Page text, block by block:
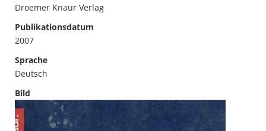
Droemer Knaur Verlag
Publikationsdatum
2007
Sprache
Deutsch
Bild